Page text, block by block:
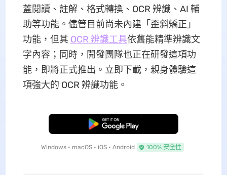
蓋閱讀、註解、格式轉換、OCR 辨識、AI 輔
助等功能。儘管目前尚未內建「歪斜矯正」
功能，但其 OCR 辨識工具依舊能精準辨識文
字內容；同時，開發團隊也正在研發這項功
能，即將正式推出。立即下載，親身體驗這
項強大的 OCR 辨識功能。
免費下載
Windows • macOS • iOS • Android 100% 安全性